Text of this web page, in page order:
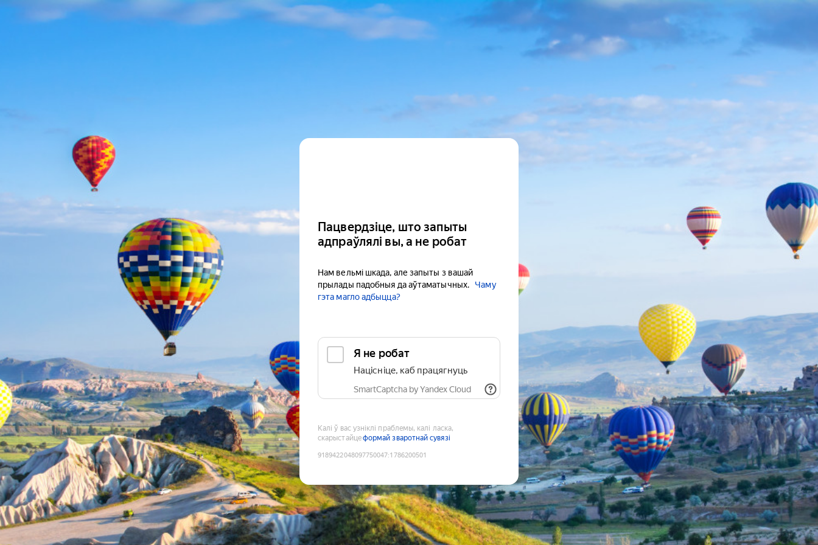
Пацвердзіце, што запыты
адпраўлялі вы, а не робат
Нам вельмі шкада, але запыты з вашай
прылады падобныя да аўтаматычных.
Чаму
гэта магло адбыцца?
Я не робат
Націсніце, каб працягнуць
SmartCaptcha by Yandex Cloud
Калі ў вас узніклі праблемы, калі ласка,
скарыстайцеформай зваротнай сувязі
9189422048097750047:1786200501